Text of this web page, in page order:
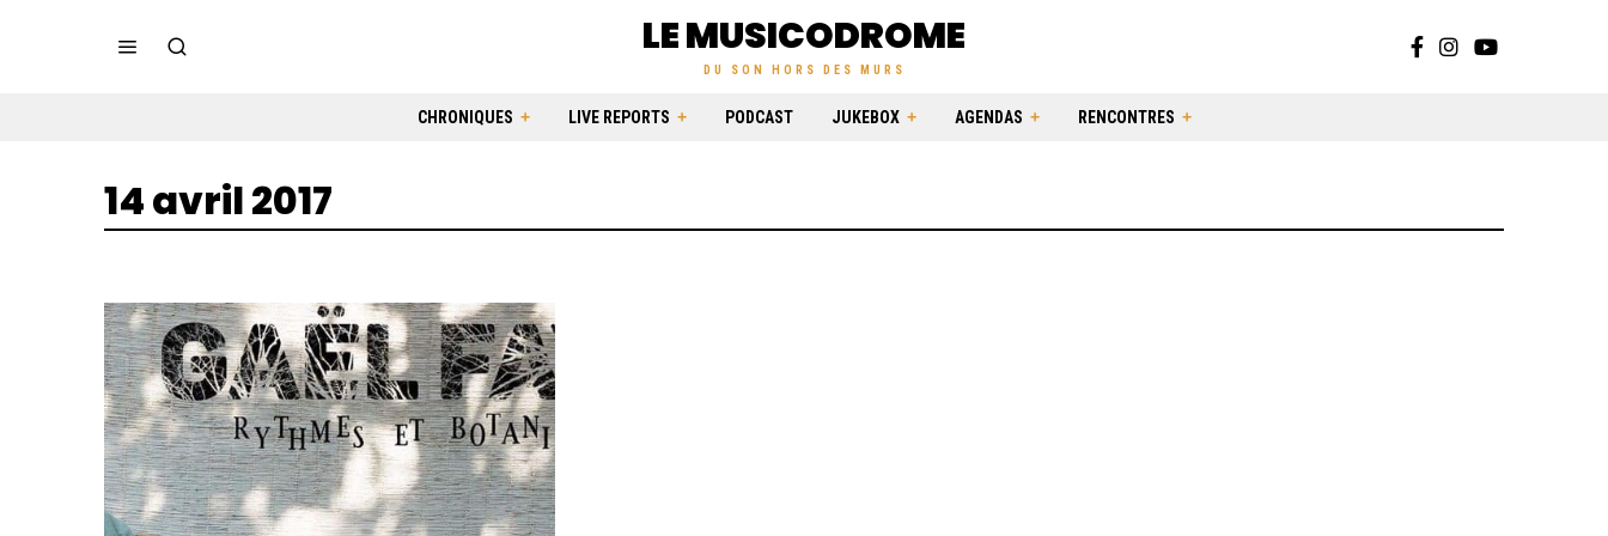
LE MUSICODROME
DU SON HORS DES MURS
CHRONIQUES LIVE REPORTS PODCAST JUKEBOX AGENDAS RENCONTRES
14 avril 2017